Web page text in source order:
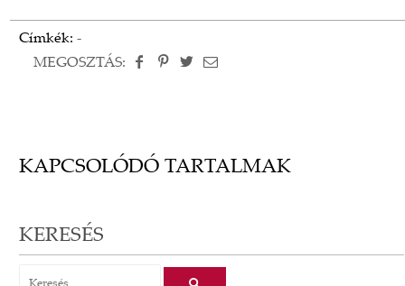
Címkék: -
MEGOSZTÁS:
KAPCSOLÓDÓ TARTALMAK
KERESÉS